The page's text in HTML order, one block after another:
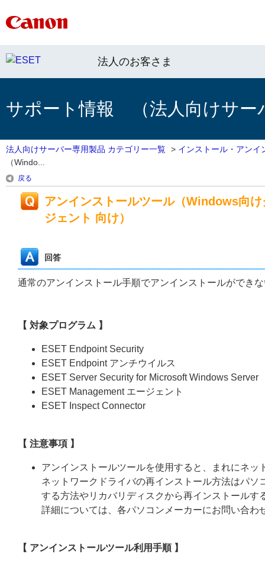
法人のお客さま
サポート情報 （法人向けサー
法人向けサーバー専用製品 カテゴリー一覧 > インストール・アンイ
（Windo...
戻る
アンインストールツール（Windows向
ジェント 向け）
回答
通常のアンインストール手順でアンインストールができ
【 対象プログラム 】
ESET Endpoint Security
ESET Endpoint アンチウイルス
ESET Server Security for Microsoft Windows Server
ESET Management エージェント
ESET Inspect Connector
【 注意事項 】
アンインストールツールを使用すると、まれにネ
ネットワークドライバの再インストール方法はパ
する方法やリカバリディスクから再インストールす
詳細については、各パソコンメーカーにお問い合わ
【 アンインストールツール利用手順 】